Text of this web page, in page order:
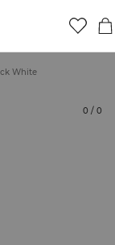
White
0 / 0